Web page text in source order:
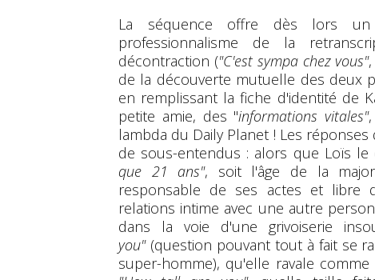
La séquence offre dès lors
professionnalisme de la
décontraction ("C'est sympa chez vous"
de la découverte mutuelle des deux
en remplissant la fiche d'identité de
petite amie, des "informations vitales"
lambda du Daily Planet ! Les
de sous-entendus : alors que Loïs
que 21 ans", soit l'âge de la
responsable de ses actes et libre
relations intime avec une autre
dans la voie d'une grivoiserie
you"(question pouvant tout à fait se
super-homme), qu'elle ravale